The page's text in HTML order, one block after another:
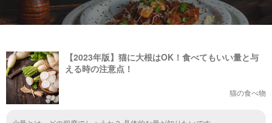
【2023年版】猫に大根はOK！食べてもいい量と与
える時の注意点！
猫の食べ物